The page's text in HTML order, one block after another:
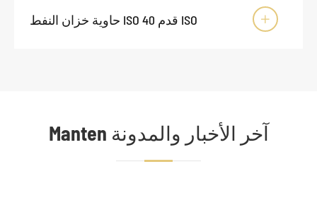
حاوية خزان النفط ISO 40 قدم ISO 
Manten آخر الأخبار والمدونة